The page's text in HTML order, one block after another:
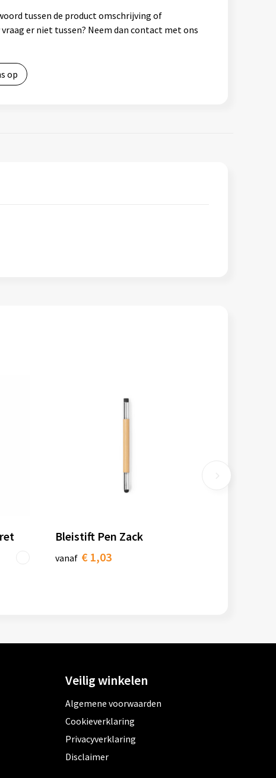
tussen de product omschrijving of
er niet tussen? Neem dan contact met ons
op
Bleistift Pen Zack
vanaf € 1,03
Veilig winkelen
Algemene voorwaarden
Cookieverklaring
Privacyverklaring
Disclaimer